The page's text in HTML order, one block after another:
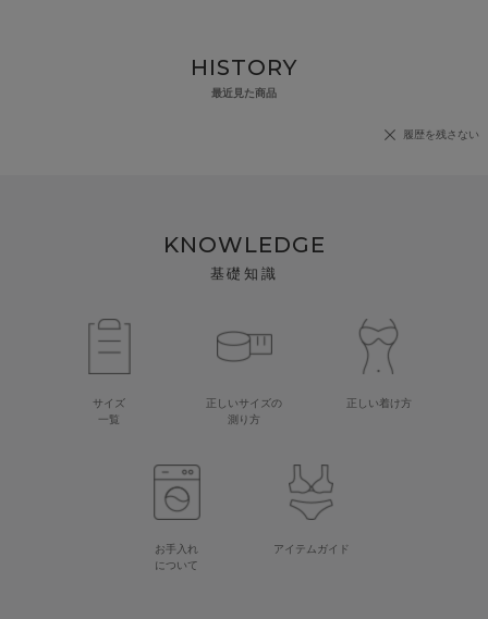
HISTORY
最近見た商品
履歴を残さない
KNOWLEDGE
基礎知識
サイズ
一覧
正しいサイズの
測り方
正しい着け方
お手入れ
について
アイテムガイド